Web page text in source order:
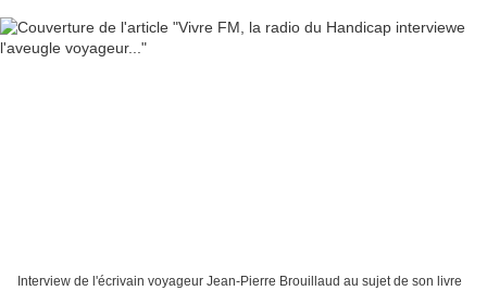
Interview de l'écrivain voyageur Jean-Pierre Brouillaud au sujet de son livre